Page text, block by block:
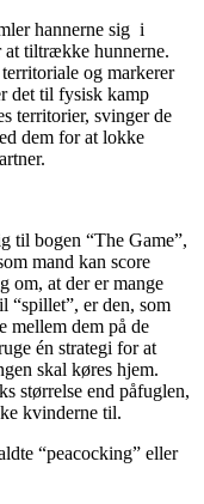
hannerne sig i
at tiltrække hunnerne.
og markerer
det til fysisk kamp
territorier, svinger de
dem for at lokke
til bogen “The Game”,
mand kan score
om, at der er mange
“spillet”, er den, som
mellem dem på de
én strategi for at
skal køres hjem.
størrelse end påfuglen,
kvinderne til.
“peacocking” eller